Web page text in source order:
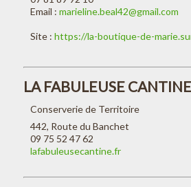
Email : marieline.beal42@gmail.com
Site : https://la-boutique-de-
LA FABULEUSE CANTINE
Conserverie de Territoire
442, Route du Banchet
09 75 52 47 62
lafabuleusecantine.fr